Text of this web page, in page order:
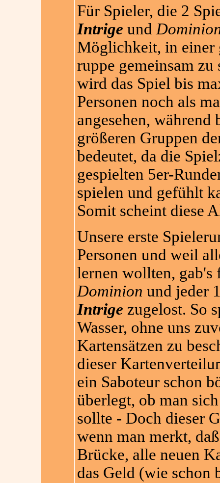
Für Spieler, die 2
Intrige und
Möglichkeit, in einer
ruppe gemeinsam zu
wird das Spiel bis
Personen noch als
angesehen, während
größeren Gruppen
bedeutet, da die
gespielten 5er-
spielen und gefühlt
Somit scheint diese
Unsere erste
Personen und weil
lernen wollten, gab's
Dominion und jeder
Intrige zugelost. So
Wasser, ohne uns
Kartensätzen zu
dieser
ein Saboteur schon
überlegt, ob man
sollte - Doch dieser
wenn man merkt,
Brücke, alle neuen
das Geld (wie